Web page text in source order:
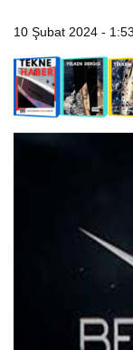
10 Şubat 2024 - 1:53